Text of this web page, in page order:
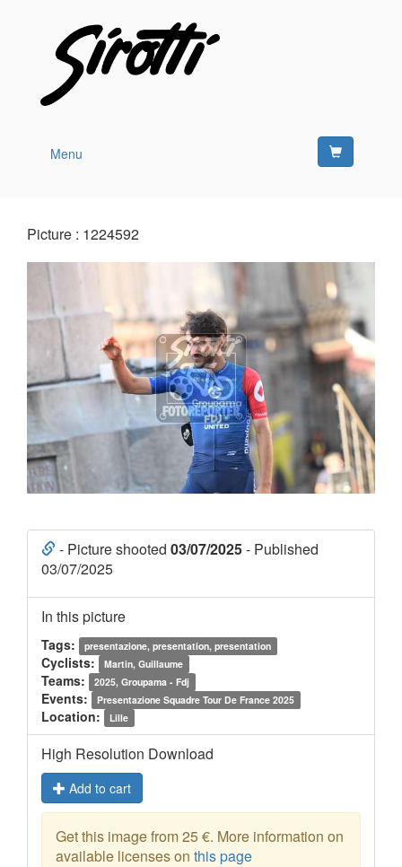
Menu
Picture : 1224592
- Picture shooted 03/07/2025- Published
03/07/2025
In this picture
Tags: presentazione, presentation, presentation
Cyclists: Martin, Guillaume
Teams: 2025, Groupama - Fdj
Events: Presentazione Squadre Tour De France 2025
Location: Lille
High Resolution Download
Add to cart
Get this image from 25 €. More information on
available licenses on this page